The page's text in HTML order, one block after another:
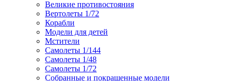
Великие противостояния
Вертолеты 1/72
Корабли
Модели для детей
Мстители
Самолеты 1/144
Самолеты 1/48
Самолеты 1/72
Собранные и покрашенные модели